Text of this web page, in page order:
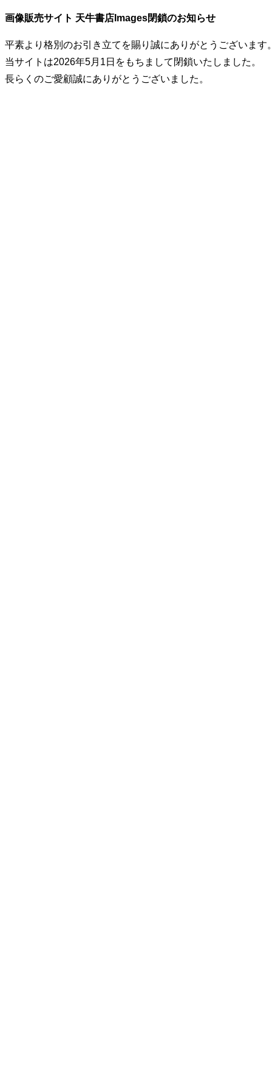
画像販売サイト 天牛書店Images閉鎖のお知らせ
平素より格別のお引き立てを賜り誠にありがとうございます
当サイトは2026年5月1日をもちまして閉鎖いたしました。
長らくのご愛顧誠にありがとうございました。